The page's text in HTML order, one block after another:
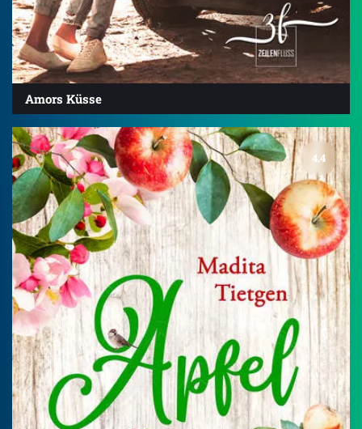
Amors Küsse
4.4